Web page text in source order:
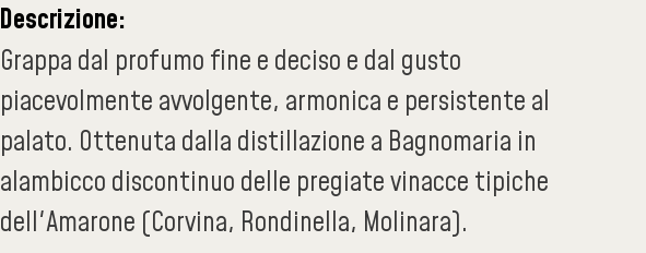
Descrizione:
Grappa dal profumo fine e deciso e dal gusto
piacevolmente avvolgente, armonica e persistente al
palato. Ottenuta dalla distillazione a Bagnomaria in
alambicco discontinuo delle pregiate vinacce tipiche
dell'Amarone (Corvina, Rondinella, Molinara).